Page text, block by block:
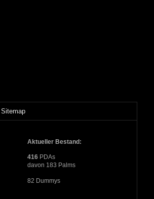
Sitemap
Aktueller Bestand:
416PDAs
davon 183 Palms
82 Dummys